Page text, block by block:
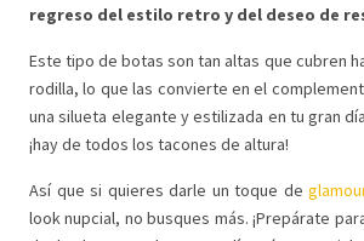
regreso del estilo retro y del deseo de
Este tipo de botas son tan altas que cubren
rodilla, lo que las convierte en el
una silueta elegante y estilizada en tu gran
¡hay de todos los tacones de altura!
Así que si quieres darle un toque de
look nupcial, no busques más. ¡Prepárate